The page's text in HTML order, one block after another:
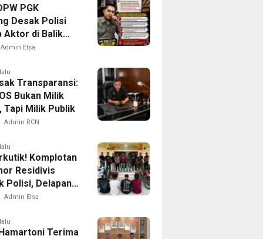
PGK
Desak Polisi
Aktor di Balik
Aksi Damai
Demokrasi
Admin Elsa
Transparansi:
Bukan Milik
Tapi Milik Publik
Admin RCN
Komplotan
Residivis
Polisi, Delapan
Admin Elsa
Terima